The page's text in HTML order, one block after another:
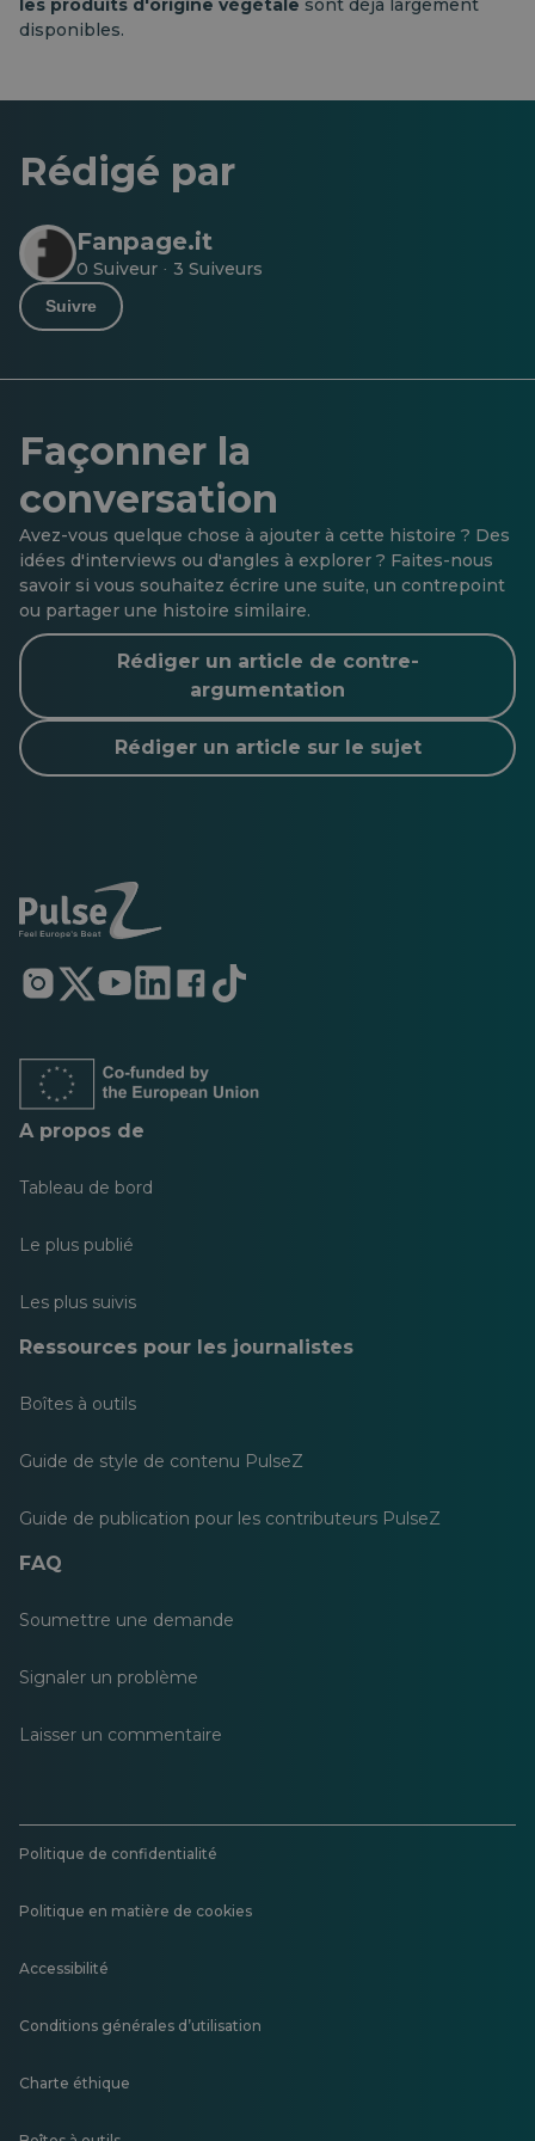
les produits d'origine végétale sont déjà largement
disponibles.
Rédigé par
Fanpage.it
0 Suiveur · 3 Suiveurs
Suivre
Façonner la
conversation
Avez-vous quelque chose à ajouter à cette histoire ? Des
idées d'interviews ou d'angles à explorer ? Faites-nous
savoir si vous souhaitez écrire une suite, un contrepoint
ou partager une histoire similaire.
Rédiger un article de contre-
argumentation
Rédiger un article sur le sujet
S'ouvre
dans
onglet
S'ouvre
dans
onglet
S'ouvre
dans
onglet
S'ouvre
dans
onglet
S'ouvre
dans
onglet
S'ouvre
dans
A propos de
Tableau de bord
Le plus publié
Les plus suivis
Ressources pour les journalistes
Boîtes à outils
Guide de style de contenu PulseZ
Guide de publication pour les contributeurs PulseZ
FAQ
Soumettre une demande
Signaler un problème
Laisser un commentaire
Politique de confidentialité
Politique en matière de cookies
Accessibilité
Conditions générales d’utilisation
Charte éthique